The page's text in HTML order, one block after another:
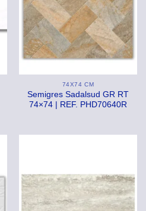
74X74 CM
Semigres Sadalsud GR RT
74×74 | REF. PHD70640R